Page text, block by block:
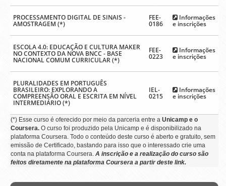
PROCESSAMENTO DIGITAL DE SINAIS -
AMOSTRAGEM (*)
FEE-
0186
Informações
e inscrições
ESCOLA 4.0: EDUCAÇÃO E CULTURA MAKER
NO CONTEXTO DA NOVA BNCC - BASE
NACIONAL COMUM CURRICULAR (*)
FEE-
0223
Informações
e inscrições
PLURALIDADES EM PORTUGUÊS
BRASILEIRO: EXPLORANDO A
COMPREENSÃO ORAL E ESCRITA EM NÍVEL
INTERMEDIÁRIO (*)
IEL-
0215
Informações
e inscrições
(*) Esse curso é oferecido por meio da parceria entre a Unicamp e o
Coursera. O curso foi produzido pela Unicamp e é disponibilizado na
plataforma Coursera. Todo o conteúdo deste curso é aberto e gratuito, sem
emissão de Certificado, bastando para isso que o interessado crie uma
conta na plataforma Coursera. A inscrição e a realização do curso são
feitos diretamente na plataforma Coursera a partir deste link.